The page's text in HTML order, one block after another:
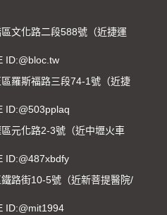
文化路二段588號（近捷運
ID:@bloc.tw
羅斯福路三段74-1號（近捷
ID:@503pplaq
元化路2-3號（近中壢火車
ID:@487xbdfy
路街10-5號（近新菩提醫院/
ID:@mit1994